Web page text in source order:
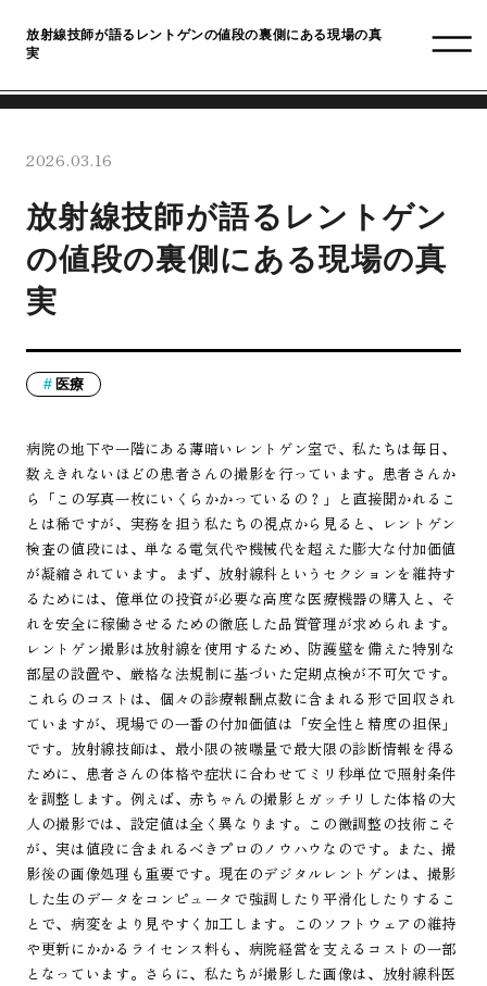
放射線技師が語るレントゲンの値段の裏側にある現場の真
実
2026.03.16
放射線技師が語るレントゲン
の値段の裏側にある現場の真
実
医療
病院の地下や一階にある薄暗いレントゲン室で、私たちは毎日、
数えきれないほどの患者さんの撮影を行っています。患者さんか
ら「この写真一枚にいくらかかっているの？」と直接聞かれるこ
とは稀ですが、実務を担う私たちの視点から見ると、レントゲン
検査の値段には、単なる電気代や機械代を超えた膨大な付加価値
が凝縮されています。まず、放射線科というセクションを維持す
るためには、億単位の投資が必要な高度な医療機器の購入と、そ
れを安全に稼働させるための徹底した品質管理が求められます。
レントゲン撮影は放射線を使用するため、防護壁を備えた特別な
部屋の設置や、厳格な法規制に基づいた定期点検が不可欠です。
これらのコストは、個々の診療報酬点数に含まれる形で回収され
ていますが、現場での一番の付加価値は「安全性と精度の担保」
です。放射線技師は、最小限の被曝量で最大限の診断情報を得る
ために、患者さんの体格や症状に合わせてミリ秒単位で照射条件
を調整します。例えば、赤ちゃんの撮影とガッチリした体格の大
人の撮影では、設定値は全く異なります。この微調整の技術こそ
が、実は値段に含まれるべきプロのノウハウなのです。また、撮
影後の画像処理も重要です。現在のデジタルレントゲンは、撮影
した生のデータをコンピュータで強調したり平滑化したりするこ
とで、病変をより見やすく加工します。このソフトウェアの維持
や更新にかかるライセンス料も、病院経営を支えるコストの一部
となっています。さらに、私たちが撮影した画像は、放射線科医